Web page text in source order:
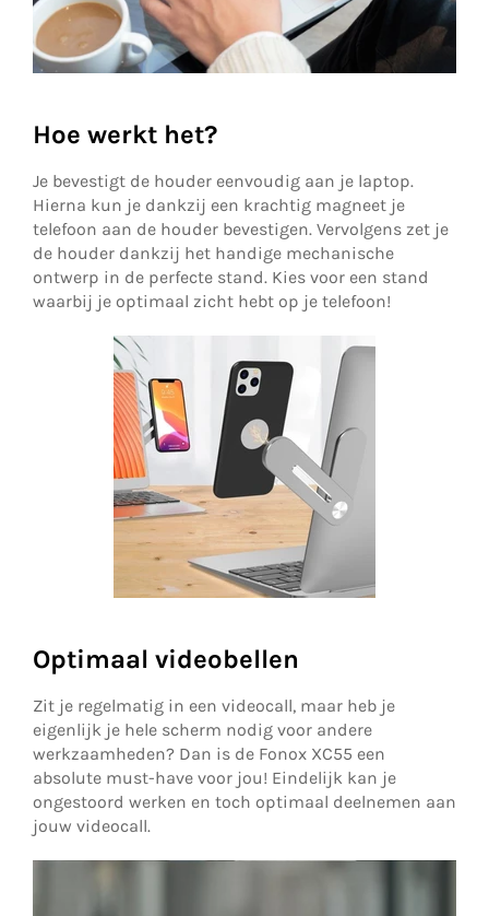
Hoe werkt het?
Je bevestigt de houder eenvoudig aan je laptop.
Hierna kun je dankzij een krachtig magneet je
telefoon aan de houder bevestigen. Vervolgens zet je
de houder dankzij het handige mechanische
ontwerp in de perfecte stand. Kies voor een stand
waarbij je optimaal zicht hebt op je telefoon!
Optimaal videobellen
Zit je regelmatig in een videocall, maar heb je
eigenlijk je hele scherm nodig voor andere
werkzaamheden? Dan is de Fonox XC55 een
absolute must-have voor jou! Eindelijk kan je
ongestoord werken en toch optimaal deelnemen aan
jouw videocall.